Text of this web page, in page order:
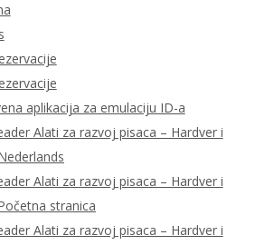
aplikacija za emulaciju ID-a
Alati za razvoj pisaca – Hardver i
Alati za razvoj pisaca – Hardver i
stranica
Alati za razvoj pisaca – Hardver i